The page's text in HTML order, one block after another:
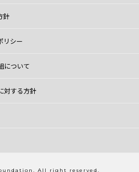
針
リシー
について
対する方針
All right reserved.